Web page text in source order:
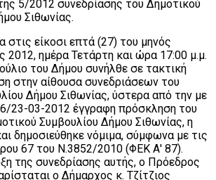
5/2012 συνεδρίασης του Δημοτικού
Σιθωνίας.
στις είκοσι επτά (27) του μηνός
2012, ημέρα Τετάρτη και ώρα 17:00 μ.μ.
του Δήμου συνήλθε σε τακτική
στην αίθουσα συνεδριάσεων του
Δήμου Σιθωνίας, ύστερα από την με
23-03-2012 έγγραφη πρόσκληση του
Συμβουλίου Δήμου Σιθωνίας, η
δημοσιεύθηκε νόμιμα, σύμφωνα με τις
67 του Ν.3852/2010 (ΦΕΚ Α' 87).
της συνεδρίασης αυτής, ο Πρόεδρος
ο Δήμαρχος κ. Τζίτζιος